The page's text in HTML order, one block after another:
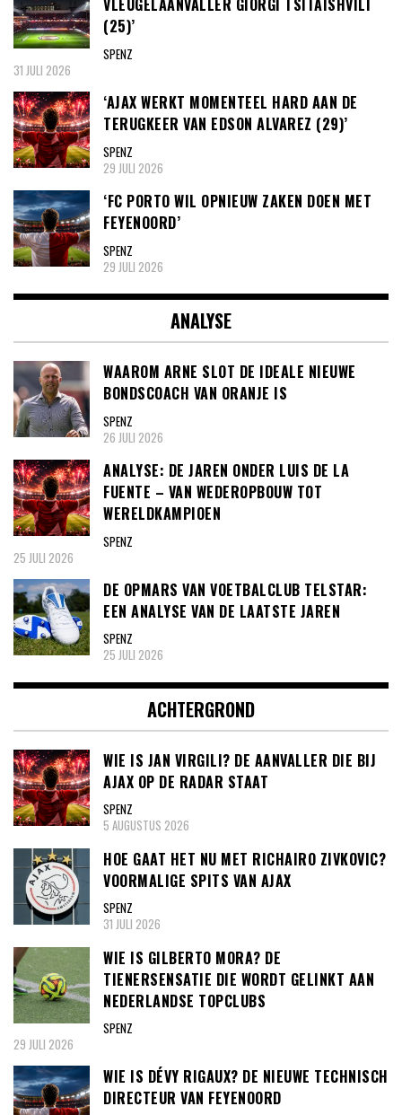
VLEUGELAANVALLER GIORGI TSITAISHVILI
(25)’
SPENZ
31 JULI 2026
‘AJAX WERKT MOMENTEEL HARD AAN DE
TERUGKEER VAN EDSON ALVAREZ (29)’
SPENZ
29 JULI 2026
‘FC PORTO WIL OPNIEUW ZAKEN DOEN MET
FEYENOORD’
SPENZ
29 JULI 2026
ANALYSE
WAAROM ARNE SLOT DE IDEALE NIEUWE
BONDSCOACH VAN ORANJE IS
SPENZ
26 JULI 2026
ANALYSE: DE JAREN ONDER LUIS DE LA
FUENTE – VAN WEDEROPBOUW TOT
WERELDKAMPIOEN
SPENZ
25 JULI 2026
DE OPMARS VAN VOETBALCLUB TELSTAR:
EEN ANALYSE VAN DE LAATSTE JAREN
SPENZ
25 JULI 2026
ACHTERGROND
WIE IS JAN VIRGILI? DE AANVALLER DIE BIJ
AJAX OP DE RADAR STAAT
SPENZ
5 AUGUSTUS 2026
HOE GAAT HET NU MET RICHAIRO ZIVKOVIC?
VOORMALIGE SPITS VAN AJAX
SPENZ
31 JULI 2026
WIE IS GILBERTO MORA? DE
TIENERSENSATIE DIE WORDT GELINKT AAN
NEDERLANDSE TOPCLUBS
SPENZ
29 JULI 2026
WIE IS DÉVY RIGAUX? DE NIEUWE TECHNISCH
DIRECTEUR VAN FEYENOORD